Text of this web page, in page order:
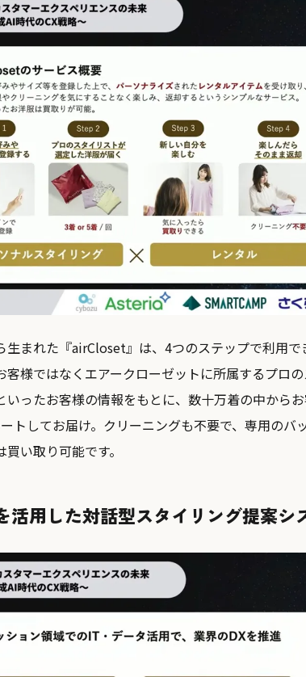
生まれた『airCloset』は、4つのステップで利用
客様ではなくエアークローゼットに所属するプロ
いったお客様の情報をもとに、数十万着の中から
トしてお届け。クリーニングも不要で、専用のバ
い取り可能です。
活用した対話型スタイリング提案シ